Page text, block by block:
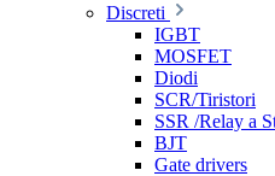
Discreti
IGBT
MOSFET
Diodi
SCR/Tiristori
SSR /Relay a
BJT
Gate drivers